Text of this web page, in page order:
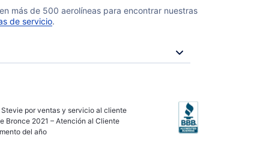
más de 500 aerolíneas para encontrar nuestras
de servicio.
Stevie por ventas y servicio al cliente
Bronce 2021 – Atención al Cliente
del año